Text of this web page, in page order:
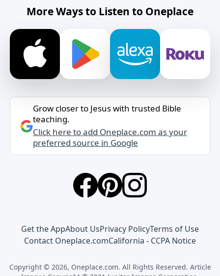
More Ways to Listen to Oneplace
Grow closer to Jesus with trusted Bible
teaching.
Click here to add Oneplace.com as your
preferred source in Google
Get the AppAbout UsPrivacy PolicyTerms of Use
Contact Oneplace.comCalifornia - CCPA Notice
Copyright © 2026, Oneplace.com. All Rights Reserved. Article